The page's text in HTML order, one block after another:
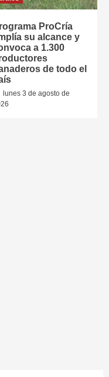
ProCría
su alcance y
a 1.300
de todo el
lunes 3 de agosto de